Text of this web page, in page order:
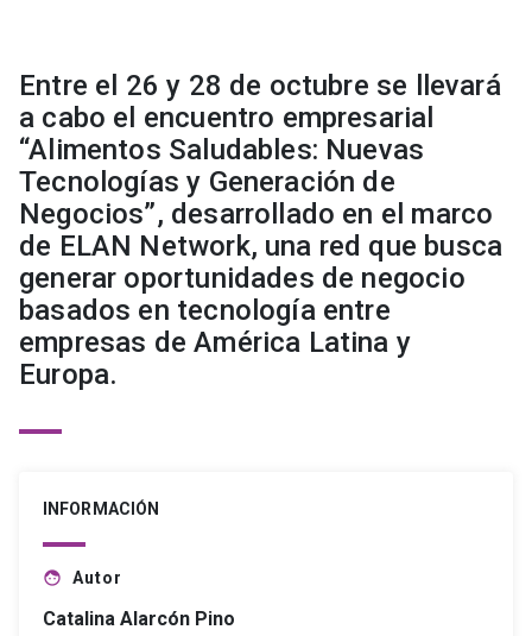
Entre el 26 y 28 de octubre se llevará
a cabo el encuentro empresarial
“Alimentos Saludables: Nuevas
Tecnologías y Generación de
Negocios”, desarrollado en el marco
de ELAN Network, una red que busca
generar oportunidades de negocio
basados en tecnología entre
empresas de América Latina y
Europa.
INFORMACIÓN
face Autor
Catalina Alarcón Pino